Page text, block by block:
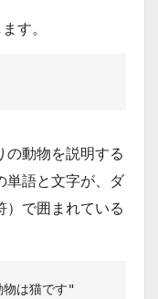
す。
の動物を説明する
単語と文字が、ダ
）で囲まれている
は猫です"